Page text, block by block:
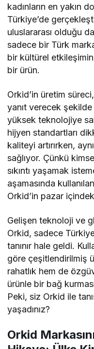
kadınların en yakın
Türkiye’de
uluslararası olduğu
sadece bir Türk
bir kültürel
bir ürün.
Orkid’in üretim süreci,
yanıt verecek
yüksek teknolojiye
hijyen standartları
kaliteyi artırırken,
sağlıyor. Çünkü
sıkıntı yaşamak
aşamasında
Orkid’in pazar
Gelişen teknoloji ve
Orkid, sadece
tanınır hale geldi.
göre çeşitlendirilmiş
rahatlık hem de
ürünle bir bağ
Peki, siz Orkid ile
yaşadınız?
Orkid